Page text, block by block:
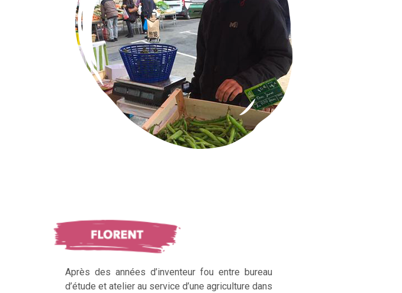
Après des années d’inventeur fou entre bureau
d’étude et atelier au service d’une agriculture dans